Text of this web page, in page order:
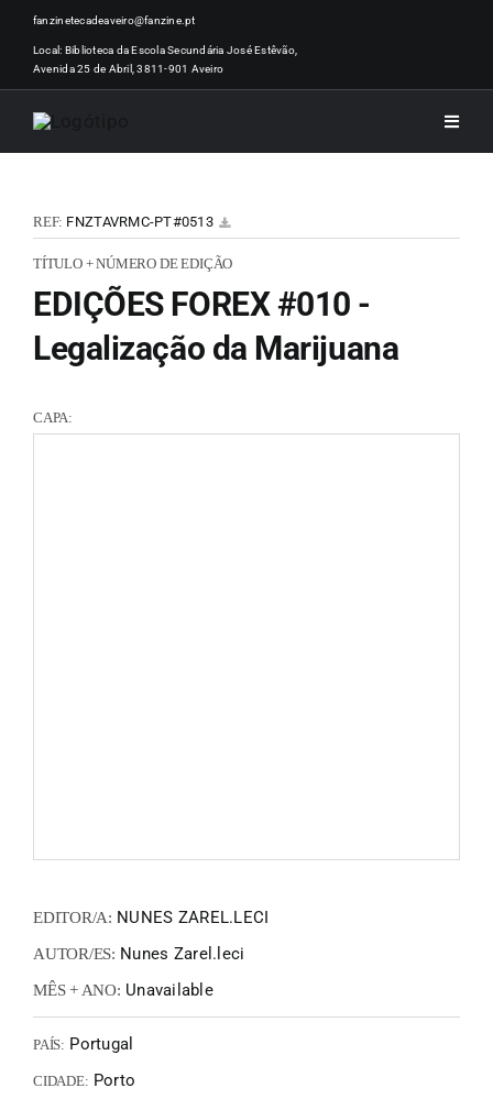
Skip
content
fanzinetecadeaveiro@fanzine.pt
Local: Biblioteca da Escola Secundária José Estêvão,
Avenida 25 de Abril, 3811-901 Aveiro
Toggle
REF: FNZTAVRMC-PT#0513
TÍTULO + NÚMERO DE EDIÇÃO
EDIÇÕES FOREX #010 -
Legalização da Marijuana
CAPA:
EDITOR/A: NUNES ZAREL.LECI
AUTOR/ES: Nunes Zarel.leci
MÊS + ANO: Unavailable
PAÍS: Portugal
CIDADE: Porto